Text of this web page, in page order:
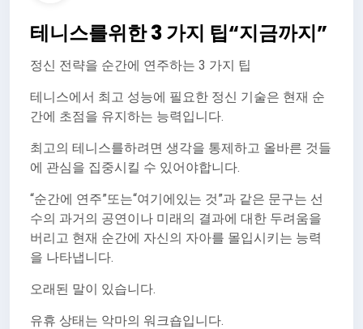
테니스를위한 3 가지 팁“지금까지”
정신 전략을 순간에 연주하는 3 가지 팁
테니스에서 최고 성능에 필요한 정신 기술은 현재 순
간에 초점을 유지하는 능력입니다.
최고의 테니스를하려면 생각을 통제하고 올바른 것들
에 관심을 집중시킬 수 있어야합니다.
“순간에 연주”또는“여기에있는 것”과 같은 문구는 선
수의 과거의 공연이나 미래의 결과에 대한 두려움을
버리고 현재 순간에 자신의 자아를 몰입시키는 능력
을 나타냅니다.
오래된 말이 있습니다.
유휴 상태는 악마의 워크숍입니다.